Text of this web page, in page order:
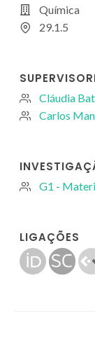
Química
29.1.5
Cláudia
Carlos
G1 -
LIGAÇÕES